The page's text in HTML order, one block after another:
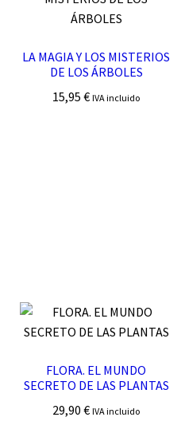
LA MAGIA Y LOS MISTERIOS
DE LOS ÁRBOLES
15,95€ IVA incluido
FLORA. EL MUNDO
SECRETO DE LAS PLANTAS
29,90€ IVA incluido